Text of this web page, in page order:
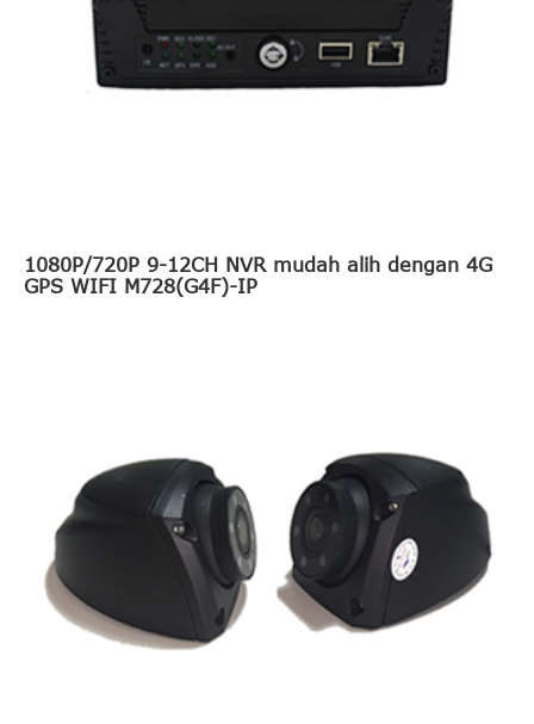
1080P/720P 9-12CH NVR mudah alih dengan 4G
GPS WIFI M728(G4F)-IP